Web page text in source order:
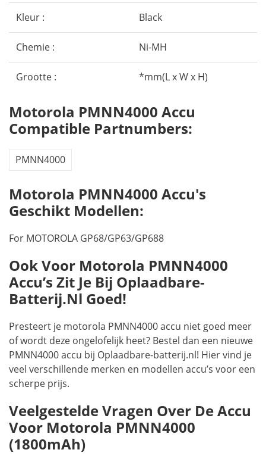
Kleur : Black
Chemie : Ni-MH
Grootte : *mm(L x W x H)
Motorola PMNN4000 Accu
Compatible Partnumbers:
PMNN4000
Motorola PMNN4000 Accu's
Geschikt Modellen:
For MOTOROLA GP68/GP63/GP688
Ook Voor Motorola PMNN4000
Accu’s Zit Je Bij Oplaadbare-
Batterij.nl Goed!
Presteert je motorola PMNN4000 accu niet goed meer
of wordt deze ongelofelijk heet? Bestel dan een nieuwe
PMNN4000 accu bij Oplaadbare-batterij.nl! Hier vind je
veel verschillende merken en modellen accu’s voor een
scherpe prijs.
Veelgestelde Vragen Over De Accu
Voor Motorola PMNN4000
(1800mAh)